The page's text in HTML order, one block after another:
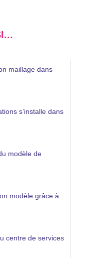
maillage dans
s’installe dans
modèle de
modèle grâce à
centre de services